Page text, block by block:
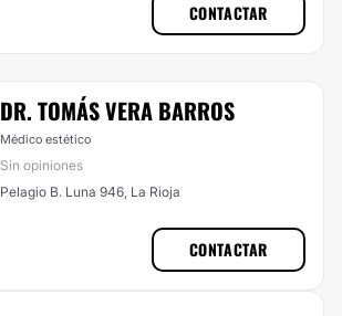
CONTACTAR
DR. TOMÁS VERA BARROS
Médico estético
Sin opiniones
Pelagio B. Luna 946, La Rioja
CONTACTAR